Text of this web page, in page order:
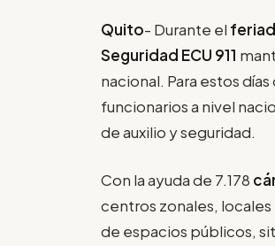
Quito- Durante el
Seguridad ECU 911
nacional. Para estos
funcionarios a nivel
de auxilio y seguridad.
Con la ayuda de 7.178
centros zonales,
de espacios públicos,